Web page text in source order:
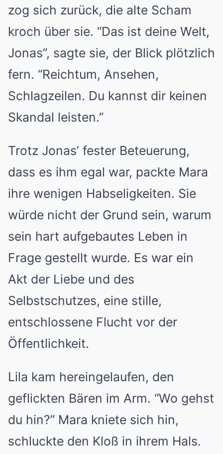
zog sich zurück, die alte Scham
kroch über sie. “Das ist deine Welt,
Jonas”, sagte sie, der Blick plötzlich
fern. “Reichtum, Ansehen,
Schlagzeilen. Du kannst dir keinen
Skandal leisten.”
Trotz Jonas’ fester Beteuerung,
dass es ihm egal war, packte Mara
ihre wenigen Habseligkeiten. Sie
würde nicht der Grund sein, warum
sein hart aufgebautes Leben in
Frage gestellt wurde. Es war ein
Akt der Liebe und des
Selbstschutzes, eine stille,
entschlossene Flucht vor der
Öffentlichkeit.
Lila kam hereingelaufen, den
geflickten Bären im Arm. “Wo gehst
du hin?” Mara kniete sich hin,
schluckte den Kloß in ihrem Hals.